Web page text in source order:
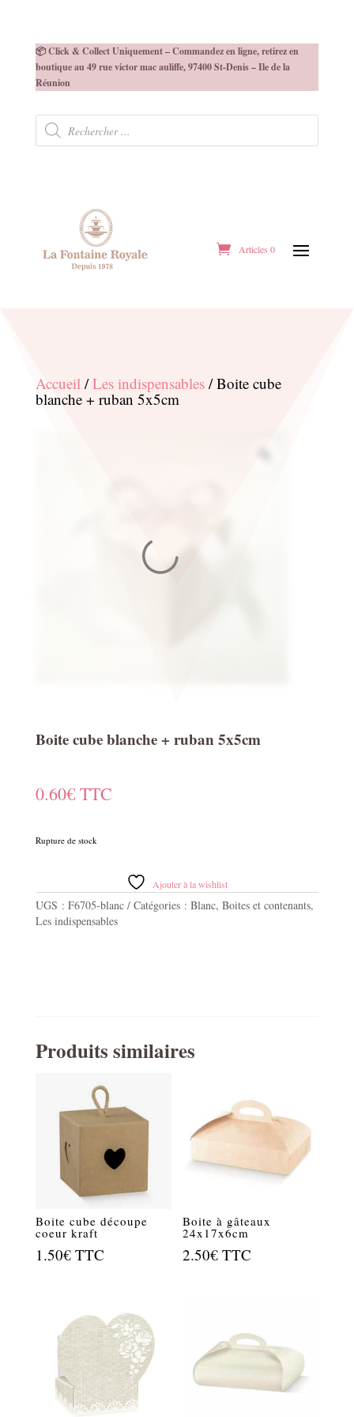
📦 Click & Collect Uniquement – Commandez en ligne, retirez en
boutique au 49 rue victor mac auliffe, 97400 St-Denis – Ile de la
Réunion
Recherche
produits
Articles 0
Accueil/Les indispensables/ Boite cube
blanche + ruban 5x5cm
Boite cube blanche + ruban 5x5cm
0.60€ TTC
Rupture de stock
Ajouter à la wishlist
UGS : F6705-blanc Catégories : Blanc, Boites et contenants,
Les indispensables
Produits similaires
Boite cube découpe
coeur kraft
1.50€ TTC
Boite à gâteaux
24x17x6cm
2.50€ TTC